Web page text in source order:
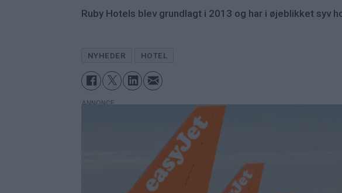
Ruby Hotels blev grundlagt i 2013 og har i øjeblikket syv
NYHEDER HOTEL
ANNONCE